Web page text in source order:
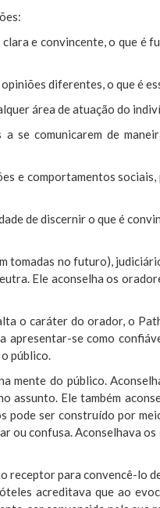
e convincente, o que é
diferentes, o que é
área de atuação do
se comunicarem de
e comportamentos
de discernir o que é
no futuro),
Ele aconselha os
o caráter do orador, o
se como
público.
do público.
Ele também
pode ser construído por
ou confusa. Aconselhava
receptor para convencê-lo
acreditava que ao